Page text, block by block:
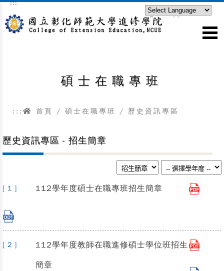
跳到主要內容區塊
:::
Powered by
碩士在職專班
::: 首頁 / 碩士在職專班 / 歷史資訊專區
歷史資訊專區 - 招生簡章
[ 1 ] 112學年度碩士在職專班招生簡章
[ 2 ]
112學年度教師在職進修碩士學位班招生
簡章